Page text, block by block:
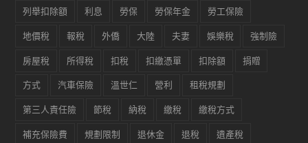
列舉扣除額 利息 勞保 勞保年金 勞工保險
地價稅 報稅 外僑 大陸 夫妻 娛樂稅 強制險
房屋稅 所得稅 扣稅 扣繳憑單 扣除額 捐贈
方式 汽車保險 溫世仁 營利 租稅規劃
第三人責任險 節稅 納稅 繳稅 繳稅方式
補充保險費 規劃限制 退休金 退稅 遺產稅